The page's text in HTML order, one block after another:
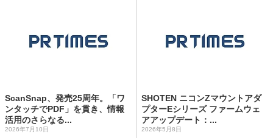
ScanSnap、発売25周年。「ワ
ンタッチでPDF」を貫き、情報
活用のさらなる...
2026年7月10日
SHOTEN ニコンZマウントアダ
プターEシリーズ ファームウェ
アアップデート：...
2026年5月8日